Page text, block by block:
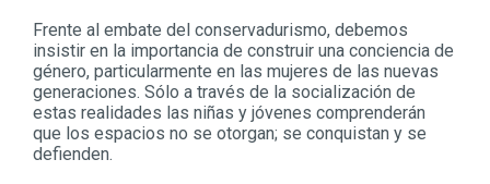
Frente al embate del conservadurismo, debemos
insistir en la importancia de construir una conciencia de
género, particularmente en las mujeres de las nuevas
generaciones. Sólo a través de la socialización de
estas realidades las niñas y jóvenes comprenderán
que los espacios no se otorgan; se conquistan y se
defienden.